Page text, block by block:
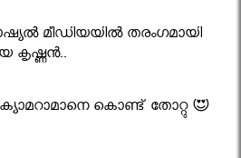
മീഡിയയിൽ തരംഗമായി
കൃഷ്ണൻ..
കൊണ്ട് തോറ്റു 😍